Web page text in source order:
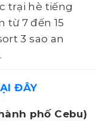
trại hè tiếng
từ 7 đến 15
3 sao an
ĐÂY
phố Cebu)